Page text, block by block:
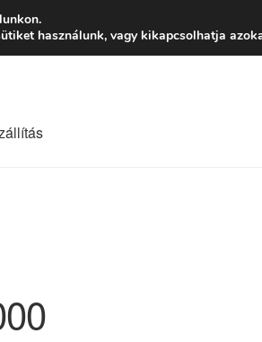
Hétfő-Péntek
használunk, vagy kikapcsolhatja